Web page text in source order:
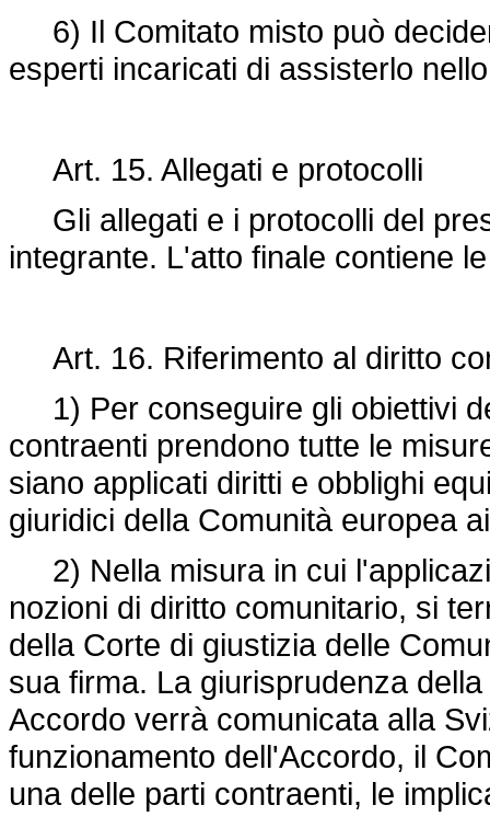
6) Il Comitato misto può
esperti incaricati di assisterlo
Art. 15. Allegati e protocolli
Gli allegati e i protocolli del
integrante. L'atto finale contiene
Art. 16. Riferimento al diritto
1) Per conseguire gli obiettivi
contraenti prendono tutte le
siano applicati diritti e obblighi
giuridici della Comunità europea
2) Nella misura in cui
nozioni di diritto comunitario, si
della Corte di giustizia delle
sua firma. La giurisprudenza
Accordo verrà comunicata alla
funzionamento dell'Accordo, il
una delle parti contraenti, le